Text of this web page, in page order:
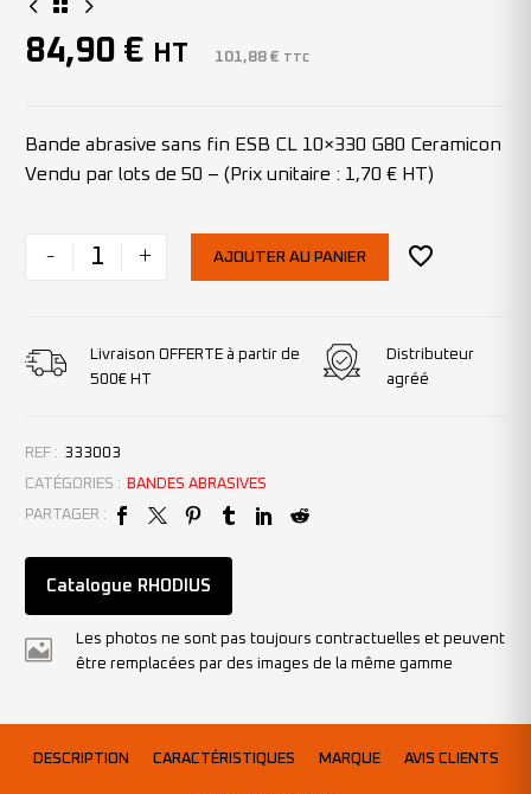
84,90 € HT 101,88 € TTC
Bande abrasive sans fin ESB CL 10×330 G80 Ceramicon
Vendu par lots de 50 – (Prix unitaire : 1,70 € HT)
- + AJOUTER AU PANIER
Livraison OFFERTE à partir de
500€ HT
Distributeur
agréé
REF : 333003
CATÉGORIES :
BANDES ABRASIVES
PARTAGER :
Catalogue RHODIUS
Les photos ne sont pas toujours contractuelles et peuvent
être remplacées par des images de la même gamme
DESCRIPTION CARACTÉRISTIQUES MARQUE AVIS CLIENTS